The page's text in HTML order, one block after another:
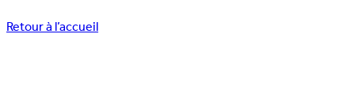
Retour à l’accueil